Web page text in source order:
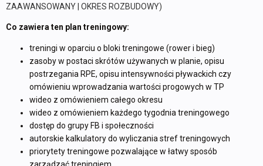
ZAAWANSOWANY | OKRES ROZBUDOWY)
Co zawiera ten plan treningowy:
treningi w oparciu o bloki treningowe (rower i bieg)
zasoby w postaci skrótów używanych w planie, opisu
postrzegania RPE, opisu intensywności pływackich czy
omówieniu wprowadzania wartości progowych w TP
wideo z omówieniem całego okresu
wideo z omówieniem każdego tygodnia treningowego
dostęp do grupy FB i społeczności
autorskie kalkulatory do wyliczania stref treningowych
priorytety treningowe pozwalające w łatwy sposób